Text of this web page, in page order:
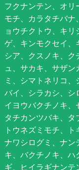
フクナンテン、オリ
モチ、カラタチバナ
ョウチクトウ、キ
ゲ、キンモクセイ、
シア、クスノキ、
ュ、サカキ、サザ
ミ、シマトネリコ
バイ、シラカシ、シ
イヨウバクチノキ、
タチカンツバキ、タ
トウネズミモチ、ト
ナワシログミ、ナン
キ、バクチノキ、ハ
ギ、ヒイラギナン